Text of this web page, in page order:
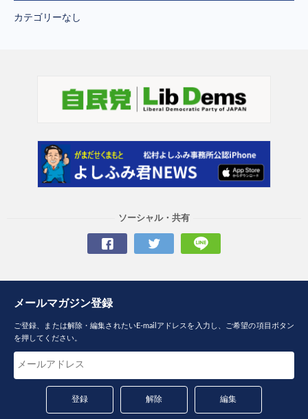
カテゴリーなし
ソーシャル・共有
メールマガジン登録
ご登録、または解除・編集されたいE-mailアドレスを入力し、ご希望の項目ボタン
を押してください。